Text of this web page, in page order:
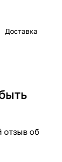
Доставка
отзыв об